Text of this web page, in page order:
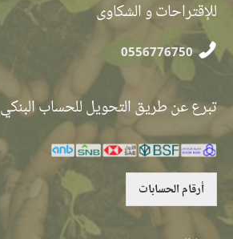
للإقتراحات و الشكاوى
0556776750
تبرع عن طريق التحويل للحساب البنكي
أرقام الحسابات